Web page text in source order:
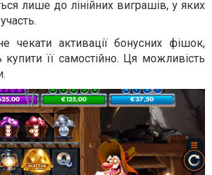
лише до лінійних виграшів, у яких
чекати активації бонусних фішок,
її самостійно. Ця можливість